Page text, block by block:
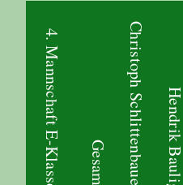
4. Mannschaft E-Klasse Gesamt Christoph Schlittenbauer Hendrik Baulig